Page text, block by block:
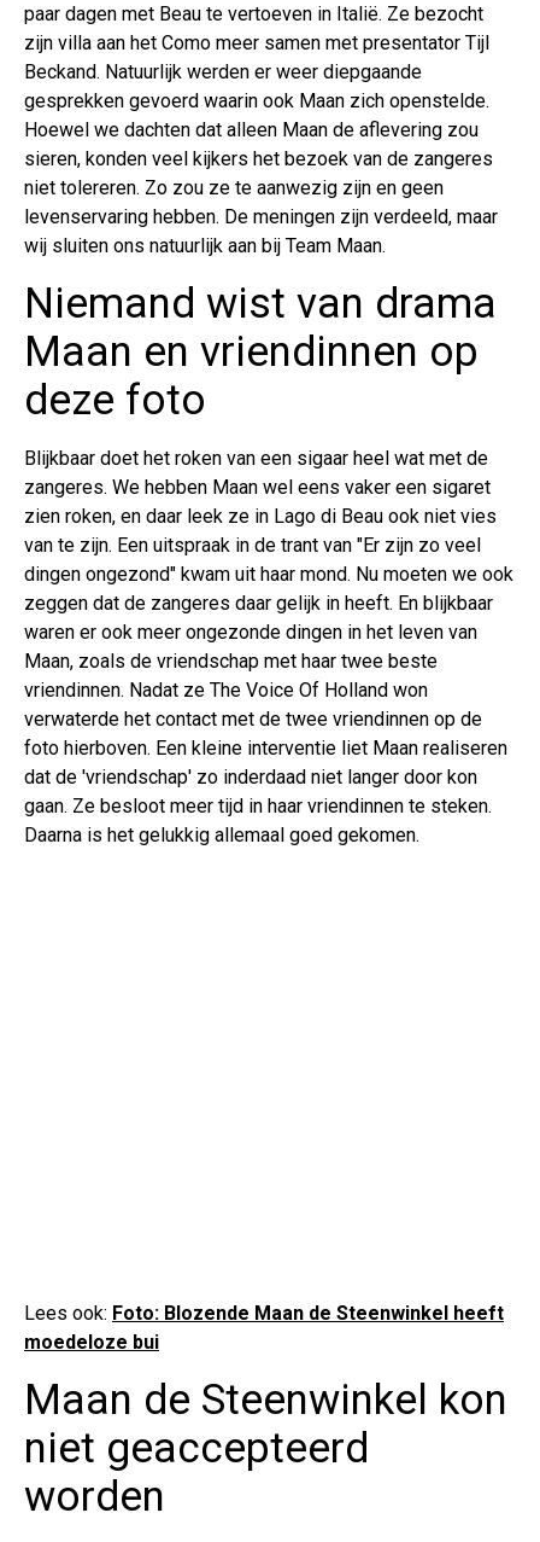
paar dagen met Beau te vertoeven in Italië. Ze bezocht
zijn villa aan het Como meer samen met presentator Tijl
Beckand. Natuurlijk werden er weer diepgaande
gesprekken gevoerd waarin ook Maan zich openstelde.
Hoewel we dachten dat alleen Maan de aflevering zou
sieren, konden veel kijkers het bezoek van de zangeres
niet tolereren. Zo zou ze te aanwezig zijn en geen
levenservaring hebben. De meningen zijn verdeeld, maar
wij sluiten ons natuurlijk aan bij Team Maan.
Niemand wist van drama
Maan en vriendinnen op
deze foto
Blijkbaar doet het roken van een sigaar heel wat met de
zangeres. We hebben Maan wel eens vaker een sigaret
zien roken, en daar leek ze in Lago di Beau ook niet vies
van te zijn. Een uitspraak in de trant van "Er zijn zo veel
dingen ongezond" kwam uit haar mond. Nu moeten we ook
zeggen dat de zangeres daar gelijk in heeft. En blijkbaar
waren er ook meer ongezonde dingen in het leven van
Maan, zoals de vriendschap met haar twee beste
vriendinnen. Nadat ze The Voice Of Holland won
verwaterde het contact met de twee vriendinnen op de
foto hierboven. Een kleine interventie liet Maan realiseren
dat de 'vriendschap' zo inderdaad niet langer door kon
gaan. Ze besloot meer tijd in haar vriendinnen te steken.
Daarna is het gelukkig allemaal goed gekomen.
Lees ook: Foto: Blozende Maan de Steenwinkel heeft
moedeloze bui
Maan de Steenwinkel kon
niet geaccepteerd
worden